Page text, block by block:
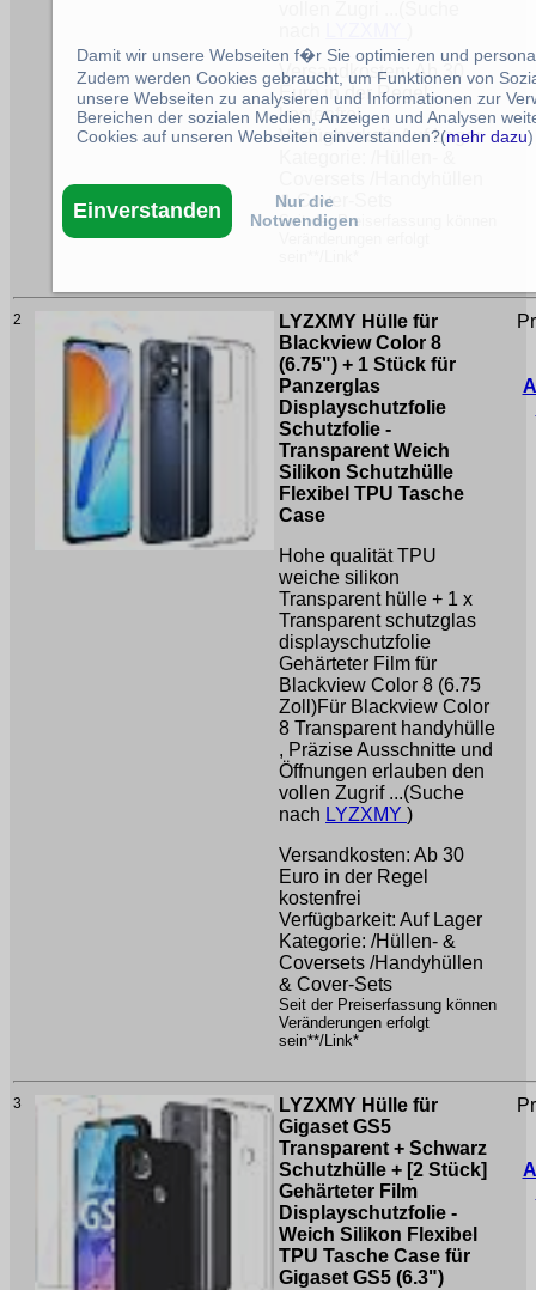
Versandkosten: Ab 30
Euro in der Regel
kostenfrei
Verfügbarkeit: Auf Lager
& Cover-Sets
Seit der Preiserfassung können
2
LYZXMY Hülle für
Blackview Color 8
(6.75") + 1 Stück für
Panzerglas
Displayschutzfolie
Schutzfolie -
Transparent Weich
Silikon Schutzhülle
Flexibel TPU Tasche
Case
Hohe qualität TPU
weiche silikon
Transparent hülle + 1 x
Transparent schutzglas
displayschutzfolie
Gehärteter Film für
Blackview Color 8 (6.75
Zoll)Für Blackview Color
8 Transparent handyhülle
, Präzise Ausschnitte und
Öffnungen erlauben den
vollen Zugrif ...(Suche
nach LYZXMY )
Versandkosten: Ab 30
Euro in der Regel
kostenfrei
Verfügbarkeit: Auf Lager
Kategorie: /Hüllen- &
Coversets /Handyhüllen
& Cover-Sets
Seit der Preiserfassung können
Veränderungen erfolgt
sein**/Link*
3
LYZXMY Hülle für
Gigaset GS5
Transparent + Schwarz
Schutzhülle + [2 Stück]
Gehärteter Film
Displayschutzfolie -
Weich Silikon Flexibel
TPU Tasche Case für
Gigaset GS5 (6.3")
Damit wir unsere Webseiten f�r Sie optimieren und
Zudem werden Cookies gebraucht, um Funktionen von
unsere Webseiten zu analysieren und Informationen zur
Bereichen der sozialen Medien, Anzeigen und Analysen
Cookies auf unseren Webseiten einverstanden?(mehr dazu)
Einverstanden
Nur die
Notwendigen